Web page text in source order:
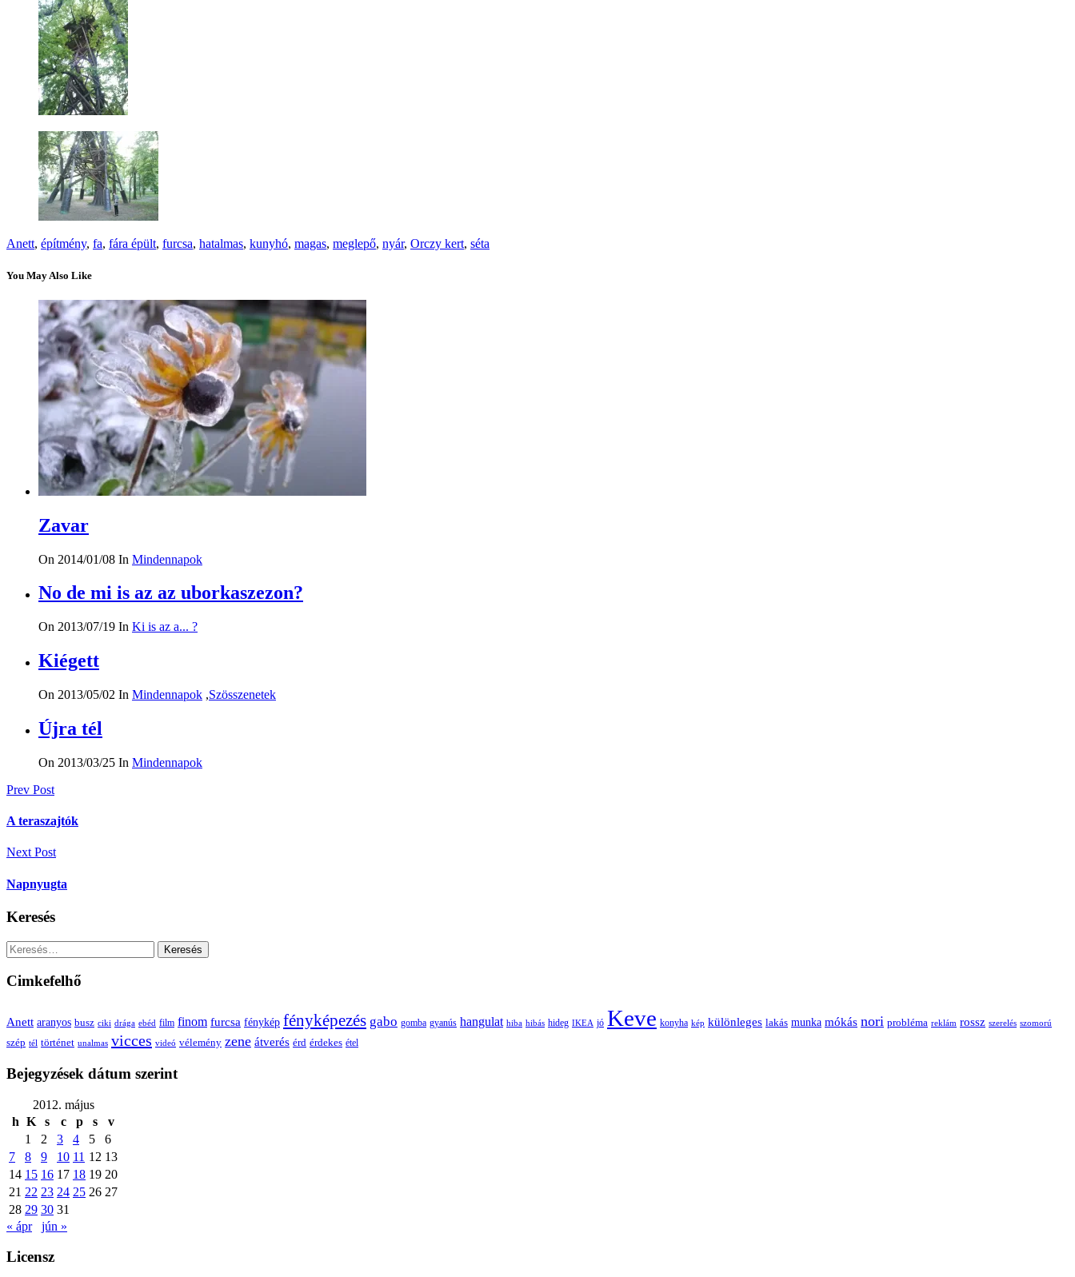
Anett, építmény, fa, fára épült, furcsa, hatalmas, kunyhó, magas, meglepő, nyár, Orczy kert, séta
You May Also Like
Zavar
On 2014/01/08 In Mindennapok
No de mi is az az uborkaszezon?
On 2013/07/19 In Ki is az a... ?
Kiégett
On 2013/05/02 In Mindennapok ,Szösszenetek
Újra tél
On 2013/03/25 In Mindennapok
Bejegyzés
navigáció
Prev Post
A teraszajtók
Next Post
Napnyugta
Keresés
Keresés:
Cimkefelhő
Anett aranyos busz ciki drága ebéd film finom furcsa fénykép fényképezés gabo gomba gyanús hangulat hiba hibás hideg IKEA jó Keve konyha kép különleges lakás munka mókás nori probléma reklám rossz szerelés szomorú
szép tél történet unalmas vicces videó vélemény zene átverés érd érdekes étel
Bejegyzések dátum szerint
2012. május
h K s c p s
v
1
2 3 4 5
6
7
8 9 10 11 12 13
14 15 16 17 18 19 20
21 22 23 24 25 26 27
28 29 30 31
« ápr
jún »
Licensz